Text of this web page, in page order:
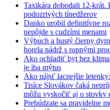
Taxikára dobodali 12-krát.
podozrivých tínedžerov
Danko urobil definitívne
nepôjde s cudzími menami
Výbuch a hustý čierny
horela nádrž s ropnými
Ako ochladiť byt bez
je iba mýtus
Ako nájsť lacnejšie
Tisíce Slovákov čaká
môžu vyskočiť aj o stovky
Prebúdzate sa pravidelne